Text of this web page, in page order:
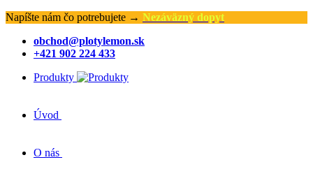
Napíšte nám čo potrebujete → Nezáväzný dopyt
obchod@plotylemon.sk
+421 902 224 433
Produkty
Úvod
O nás